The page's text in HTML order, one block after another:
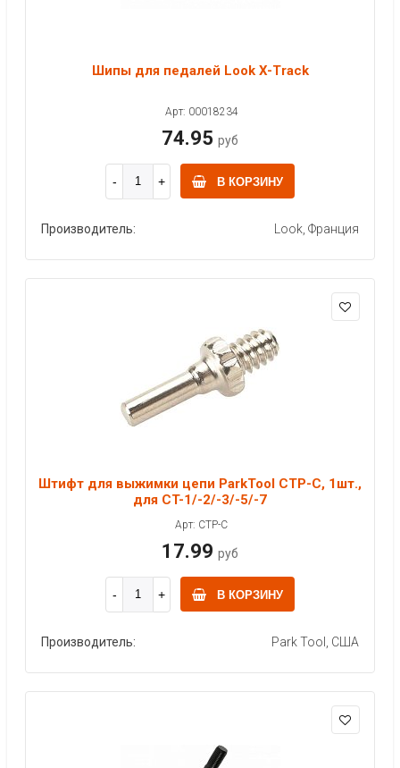
Шипы для педалей Look X-Track
Арт: 00018234
74.95 руб
В КОРЗИНУ
Производитель: Look, Франция
Штифт для выжимки цепи ParkTool CTP-C, 1шт.,
для CT-1/-2/-3/-5/-7
Арт: CTP-C
17.99 руб
В КОРЗИНУ
Производитель: Park Tool, США